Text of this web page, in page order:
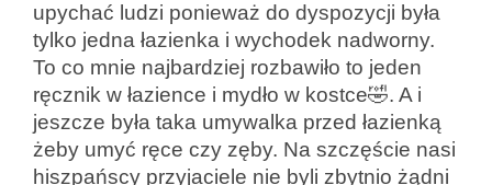
upychać ludzi ponieważ do dyspozycji była
tylko jedna łazienka i wychodek nadworny.
To co mnie najbardziej rozbawiło to jeden
ręcznik w łazience i mydło w kostce🤣. A i
jeszcze była taka umywalka przed łazienką
żeby umyć ręce czy zęby. Na szczęście nasi
hiszpańscy przyjaciele nie byli zbytnio żądni